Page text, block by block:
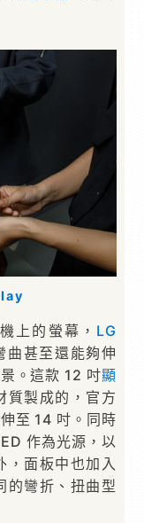
上的螢幕， LG
甚至還能夠伸
。這款 12 吋顯
質製成的，官方
至 14 吋。同時
作為光源，以
，面板中也加入
的彎折、扭曲型